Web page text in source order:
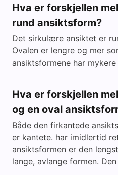
Hva er forskjellen
rund ansiktsform?
Det sirkulære ansiktet er
Ovalen er lengre og mer
ansiktsformene har
Hva er forskjellen
og en oval
Både den firkantede
er kantete. har imidlertid
ansiktsformen er den
lange, avlange formen.